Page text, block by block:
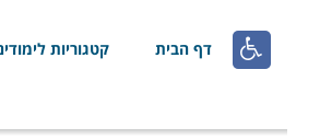
 דף הבית קטגוריות